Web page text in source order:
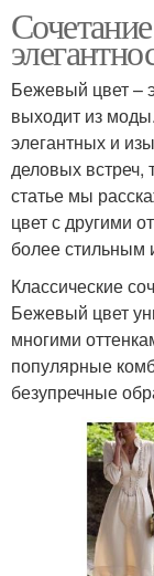
Бежевый цвет –
выходит из
элегантных и
деловых встреч,
статье мы
цвет с другими
более стильным
Классические
Бежевый цвет
многими
популярные
безупречные